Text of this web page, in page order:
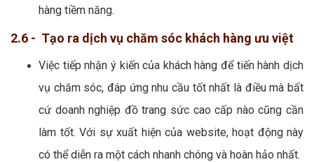
hàng tiềm năng.
2.6 - Tạo ra dịch vụ chăm sóc khách hàng ưu việt
Việc tiếp nhận ý kiến của khách hàng để tiến hành dịch
vụ chăm sóc, đáp ứng nhu cầu tốt nhất là điều mà bất
cứ doanh nghiệp đồ trang sức cao cấp nào cũng cần
làm tốt. Với sự xuất hiện của website, hoạt động này
có thể diễn ra một cách nhanh chóng và hoàn hảo nhất.